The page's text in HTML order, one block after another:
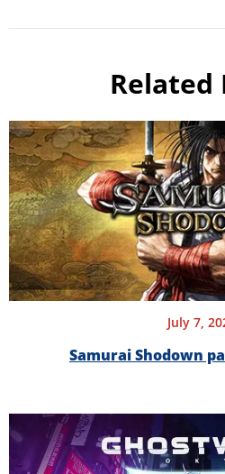
Related
July 7,
Samurai Shodown